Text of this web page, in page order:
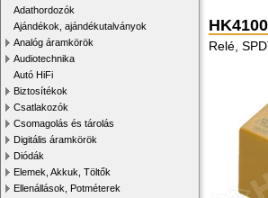
Adathordozók
Ajándékok, ajándékutalványok
Analóg áramkörök
Audiotechnika
Autó HiFi
Biztosítékok
Csatlakozók
Csomagolás és tárolás
Digitális áramkörök
Diódák
Elemek, Akkuk, Töltők
Ellenállások, Potméterek
Relé,